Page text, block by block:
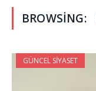
BROWSING:
GÜNCEL SIYASET